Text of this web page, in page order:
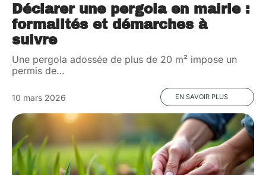
Déclarer une pergola en mairie :
formalités et démarches à
suivre
Une pergola adossée de plus de 20 m² impose un
permis de…
10 mars 2026 EN SAVOIR PLUS